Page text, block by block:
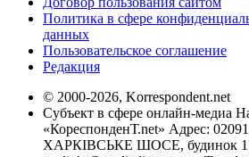
Политика в сфере
данных
Пользовательское соглашение
Редакция
© 2000-2026, Korrespondent.net
Субъект в сфере онлайн-медиа
«КореспонденТ.net» Адрес:
ХАРКІВСЬКЕ ШОСЕ, будинок